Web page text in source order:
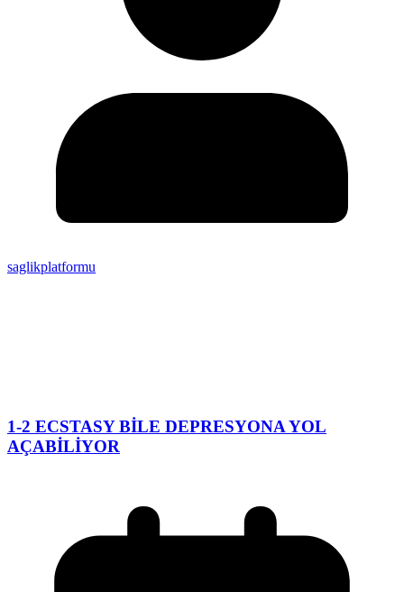
saglikplatformu
1-2 ECSTASY BİLE DEPRESYONA YOL
AÇABİLİYOR